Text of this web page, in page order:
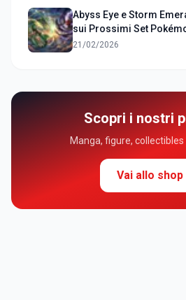
Abyss Eye e Storm
sui Prossimi Set
21/02/2026
Scopri i nostri
Manga, figure,
Vai allo shop